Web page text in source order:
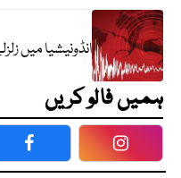
انڈونیشیا میں
ہمیں فالو کریں
Facebook